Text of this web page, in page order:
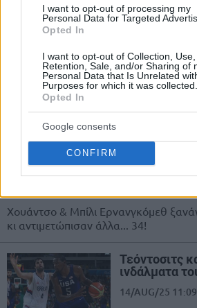
I want to opt-out of processing my
Personal Data for Targeted
Opted In
I want to opt-out of Collection, Use,
Retention, Sale, and/or Sharing of
Personal Data that Is Unrelated
Purposes for which it was collected.
Opted In
Google consents
CONFIRM
Εθνική: Χωρίς
14/AUG/25 17:18
Πέραν του Γιάννη Αντετοκούνμπο, ο
Καραγιαννίδης έμεινε επίσης εκτός
ΕΠΙΚΟ video:
παιδιά!
Χουάντσο & Μπίλι Ερνανγκόμεθ
κι αντιμετώπισαν άλλα... 34!
Τεόντοσιτς
ινδάλματα
14/AUG/25 11:09